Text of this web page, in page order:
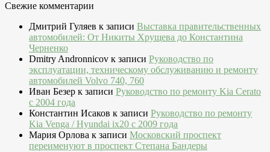
Свежие комментарии
Дмитрий Гуляев к записи Выставка правительственных
автомобилей: От Никиты Хрущева до Константина
Черненко
Dmitry Andronnicov к записи Руководство по
эксплуатации, техническому обслуживанию и ремонту
автомобилей Volvo 740, 760
Иван Безер к записи Руководство по ремонту Kia Cerato
c 2004 года
Константин Исаков к записи Руководство по ремонту
Kia Venga / Hyundai ix20 c 2009 года
Мария Орлова к записи Московский проспект
переименуют в проспект Степана Бандеры